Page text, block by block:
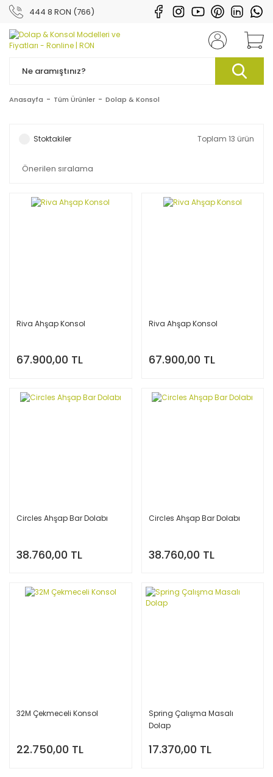
444 8 RON (766)
Anasayfa Tüm Ürünler Dolap & Konsol
Stoktakiler Toplam 13 ürün
Riva Ahşap Konsol
67.900,00 TL
Riva Ahşap Konsol
67.900,00 TL
Circles Ahşap Bar Dolabı
38.760,00 TL
Circles Ahşap Bar Dolabı
38.760,00 TL
32M Çekmeceli Konsol
22.750,00 TL
Spring Çalışma Masalı
Dolap
17.370,00 TL